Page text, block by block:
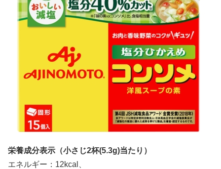
栄養成分表示（小さじ2杯(5.3g)当たり）
エネルギー：12kcal、